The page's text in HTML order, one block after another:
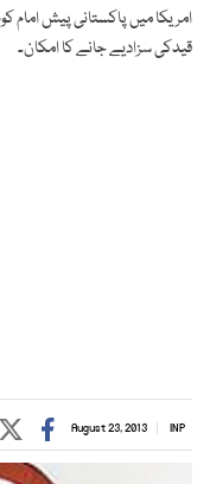
قیدکی سزادیے جانے کا امکان۔
INP
August 23, 2013